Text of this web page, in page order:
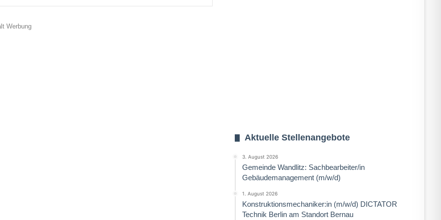
Werbung
Aktuelle Stellenangebote
3. August 2026
Gemeinde Wandlitz: Sachbearbeiter/in
Gebäudemanagement (m/w/d)
1. August 2026
Konstruktionsmechaniker:in (m/w/d) DICTATOR
Technik Berlin am Standort Bernau